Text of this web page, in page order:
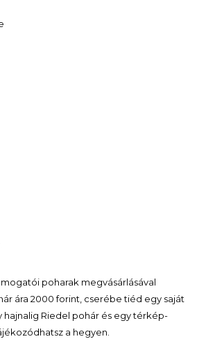
poharak megvásárlásával
ára 2000 forint, cserébe tiéd egy saját
hajnalig Riedel pohár és egy térkép-
a hegyen.